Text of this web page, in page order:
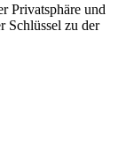
Privatsphäre und
Schlüssel zu der